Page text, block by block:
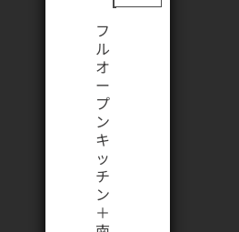
フ
ル
オ
ー
プ
ン
キ
ッ
チ
ン
＋